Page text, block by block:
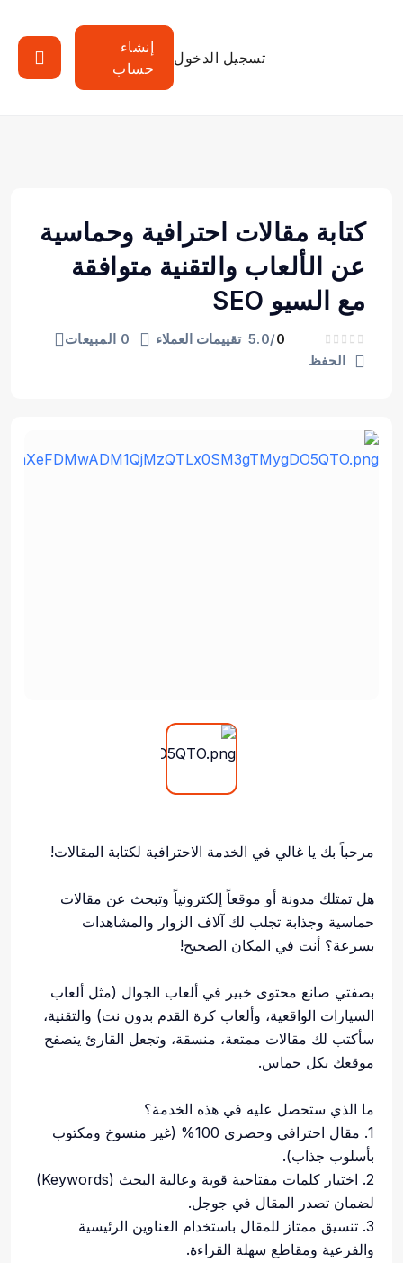
تسجيل الدخول
إنشاء
حساب
كتابة مقالات احترافية وحماسية
عن الألعاب والتقنية متوافقة
مع السيو SEO
0
/5.0 تقييمات العملاء
0 المبيعات
الحفظ
مرحباً بك يا غالي في الخدمة الاحترافية لكتابة المقالات!
هل تمتلك مدونة أو موقعاً إلكترونياً وتبحث عن مقالات
حماسية وجذابة تجلب لك آلاف الزوار والمشاهدات
بسرعة؟ أنت في المكان الصحيح!
بصفتي صانع محتوى خبير في ألعاب الجوال (مثل ألعاب
السيارات الواقعية، وألعاب كرة القدم بدون نت) والتقنية،
سأكتب لك مقالات ممتعة، منسقة، وتجعل القارئ يتصفح
موقعك بكل حماس.
ما الذي ستحصل عليه في هذه الخدمة؟
1. مقال احترافي وحصري 100% (غير منسوخ ومكتوب
بأسلوب جذاب).
2. اختيار كلمات مفتاحية قوية وعالية البحث (Keywords)
لضمان تصدر المقال في جوجل.
3. تنسيق ممتاز للمقال باستخدام العناوين الرئيسية
والفرعية ومقاطع سهلة القراءة.